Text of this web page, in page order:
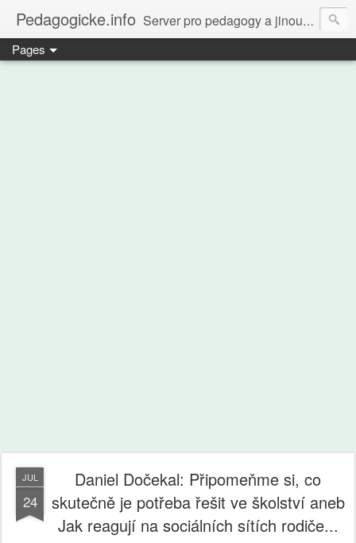
Pedagogicke.info Server pro pedagogy a jinou zvířenu
Pages
JUL
24
Daniel Dočekal: Připomeňme si, co
skutečně je potřeba řešit ve školství aneb
Jak reagují na sociálních sítích rodiče...